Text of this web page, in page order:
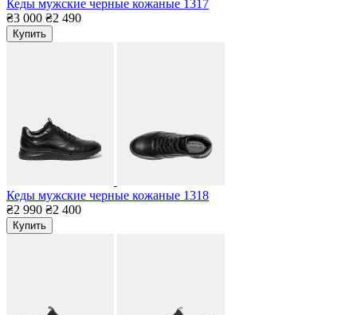
Кеды мужские черные кожаные 1317
₴3 000 ₴2 490
Купить
Кеды мужские черные кожаные 1318
₴2 990 ₴2 400
Купить